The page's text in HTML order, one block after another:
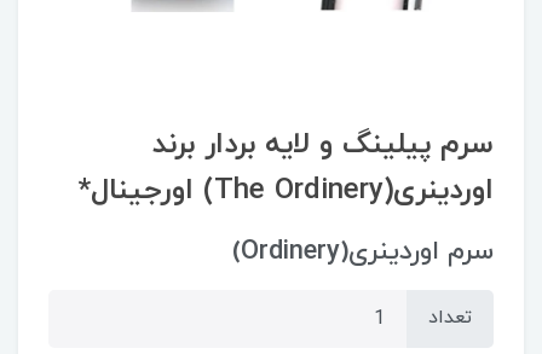
سرم پیلینگ و لایه بردار برند
اوردینری(The Ordinery) اورجینال*
سرم اوردینری(Ordinery)
تعداد